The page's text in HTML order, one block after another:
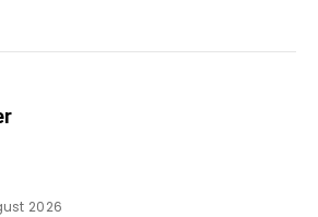
2026